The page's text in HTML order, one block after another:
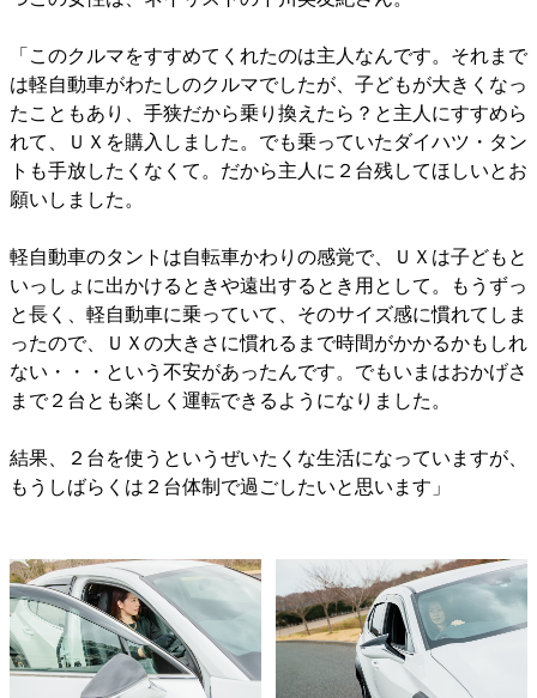
「このクルマをすすめてくれたのは主人なんです。それまで
は軽自動車がわたしのクルマでしたが、子どもが大きくなっ
たこともあり、手狭だから乗り換えたら？と主人にすすめら
れて、ＵＸを購入しました。でも乗っていたダイハツ・タン
トも手放したくなくて。だから主人に２台残してほしいとお
願いしました。
軽自動車のタントは自転車かわりの感覚で、ＵＸは子どもと
いっしょに出かけるときや遠出するとき用として。もうずっ
と長く、軽自動車に乗っていて、そのサイズ感に慣れてしま
ったので、ＵＸの大きさに慣れるまで時間がかかるかもしれ
ない・・・という不安があったんです。でもいまはおかげさ
まで２台とも楽しく運転できるようになりました。
結果、２台を使うというぜいたくな生活になっていますが、
もうしばらくは２台体制で過ごしたいと思います」